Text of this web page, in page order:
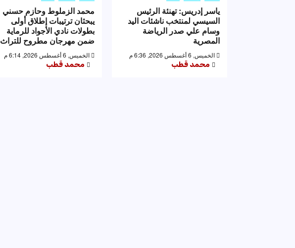
ياسر إدريس: تهنئة الرئيس
السيسي لمنتخب ناشئات اليد
وسام علي صدر الرياضة
المصرية
الخميس, 6 أغسطس 2026, 6:36 م
محمد قطب
محمد الزملوط وحازم حسني
يبحثان ترتيبات إطلاق أولى
بطولات نادي الأجواد للرماية
ضمن مهرجان مطروح للتراث
الخميس, 6 أغسطس 2026, 6:14 م
محمد قطب